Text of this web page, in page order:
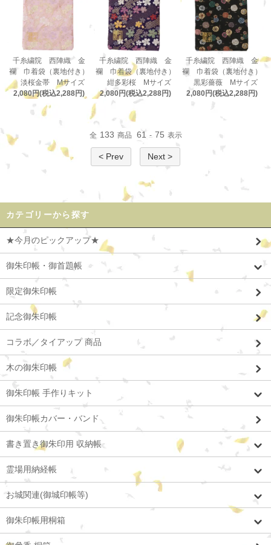
千糸繍院 西陣織 金
襴 巾着袋（裏地付き）
淡桜金帯 Mサイズ
2,080円(税込2,288円)
千糸繍院 西陣織 金
襴 巾着袋（裏地付き）
紺多彩桜 Mサイズ
2,080円(税込2,288円)
千糸繍院 西陣織 金
襴 巾着袋（裏地付き）
黒彩薔薇 Mサイズ
2,080円(税込2,288円)
全 133 商品 61 - 75 表示
< Prev Next >
カテゴリーから探す
★今月のピックアップ★
御朱印帳・御首題帳
限定御朱印帳
記念御朱印帳
コラボ／タイアップ 商品
木の御朱印帳
御朱印帳 手作りキット
御朱印帳カバー・バンド
書き置き御朱印用 収納帳
霊場用納経帳
お城関連(御城印帳等)
御朱印帳用桐箱